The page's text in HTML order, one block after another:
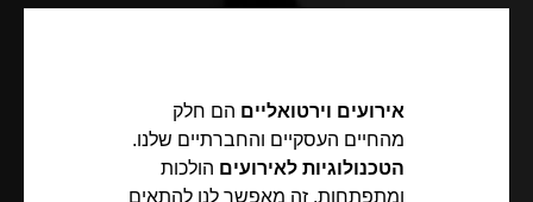
אירועים וירטואליים הם חלק
מהחיים העסקיים והחברתיים שלנו.
הטכנולוגיות לאירועים הולכות
ומתפתחות. זה מאפשר לנו להתאים